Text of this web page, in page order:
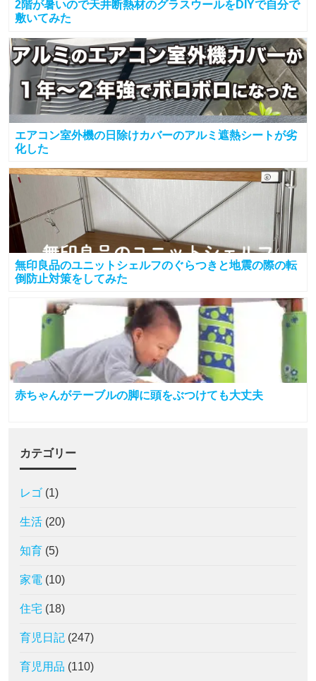
2階が暑いので天井断熱材のグラスウールをDIYで自分で
敷いてみた
エアコン室外機の日除けカバーのアルミ遮熱シートが劣
化した
無印良品のユニットシェルフのぐらつきと地震の際の転
倒防止対策をしてみた
赤ちゃんがテーブルの脚に頭をぶつけても大丈夫
カテゴリー
レゴ (1)
生活 (20)
知育 (5)
家電 (10)
住宅 (18)
育児日記 (247)
育児用品 (110)